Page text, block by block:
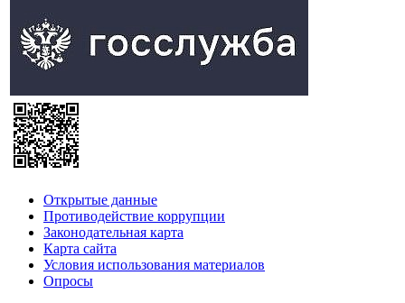
Открытые данные
Противодействие коррупции
Законодательная карта
Карта сайта
Условия использования материалов
Опросы